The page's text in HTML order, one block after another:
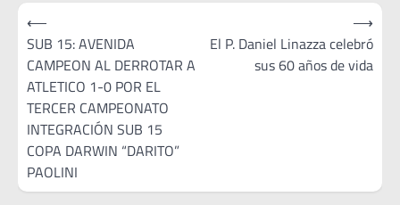
Navegación
de
entradas
⟵
SUB 15: AVENIDA
CAMPEON AL DERROTAR A
ATLETICO 1-0 POR EL
TERCER CAMPEONATO
INTEGRACIÓN SUB 15
COPA DARWIN “DARITO”
PAOLINI
El P. Daniel Linazza celebró
sus 60 años de vida
⟶